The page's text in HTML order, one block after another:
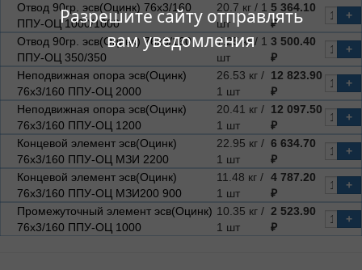
Разрешите сайту отправлять
вам уведомления
Отвод 90гр. эсв(Оцинк) 76х3/160
ППУ-ОЦ 1000/1000
20.7 кг / 1
шт
5 364.10
₽
+
Отвод 90гр. эсв(Оцинк) 76х3/160
ППУ-ОЦ 350/350
7.25 кг / 1
шт
3 500.40
₽
+
Неподвижная опора эсв(Оцинк)
76х3/160 ППУ-ОЦ 2000
26.53 кг /
1 шт
12 823.90
₽
+
Неподвижная опора эсв(Оцинк)
76х3/160 ППУ-ОЦ 1200
20.41 кг /
1 шт
12 097.50
₽
+
Концевой элемент эсв(Оцинк)
76х3/160 ППУ-ОЦ МЗИ 2200
22.95 кг /
1 шт
6 634.70
₽
+
Концевой элемент эсв(Оцинк)
76х3/160 ППУ-ОЦ МЗИ200 900
11.48 кг /
1 шт
4 787.20
₽
+
Промежуточный элемент эсв(Оцинк)
76х3/160 ППУ-ОЦ 1000
10.35 кг /
1 шт
2 523.90
₽
+